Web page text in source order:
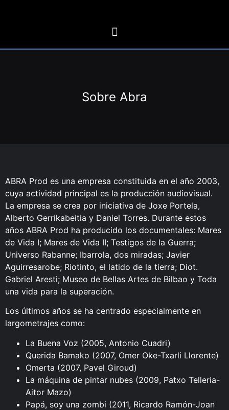
Sobre Abra
ABRA Prod es una empresa constituida en el año 2003,
cuya actividad principal es la producción audiovisual.
La empresa se crea por iniciativa de Joxe Portela,
Alberto Gerrikabeitia y Daniel Torres. Durante estos
años ABRA Prod ha producido los documentales: Mares
de Vida I; Mares de Vida II; Testigos de la Guerra;
Universo Rabanne; Ibarrola, dos miradas; Javier
Aguirresarobe; Riotinto, el latido de la tierra; Diot.
Gabriel Aresti; Museo de Bellas Artes de Bilbao y Toda
una vida para la superación.
Los últimos años se ha centrado especialmente en
largometrajes como:
La Buena Voz (2005, Antonio Cuadri)
Querida Bamako (2007, Omer Oke-Txarli Llorente)
Omerta (2007, Pavel Giroud)
La máquina de pintar nubes (2009, Patxo Telleria-
Aitor Mazo)
Papá, soy una zombi (2011, Ricardo Ramón-Joan